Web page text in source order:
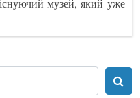
музей, який уже